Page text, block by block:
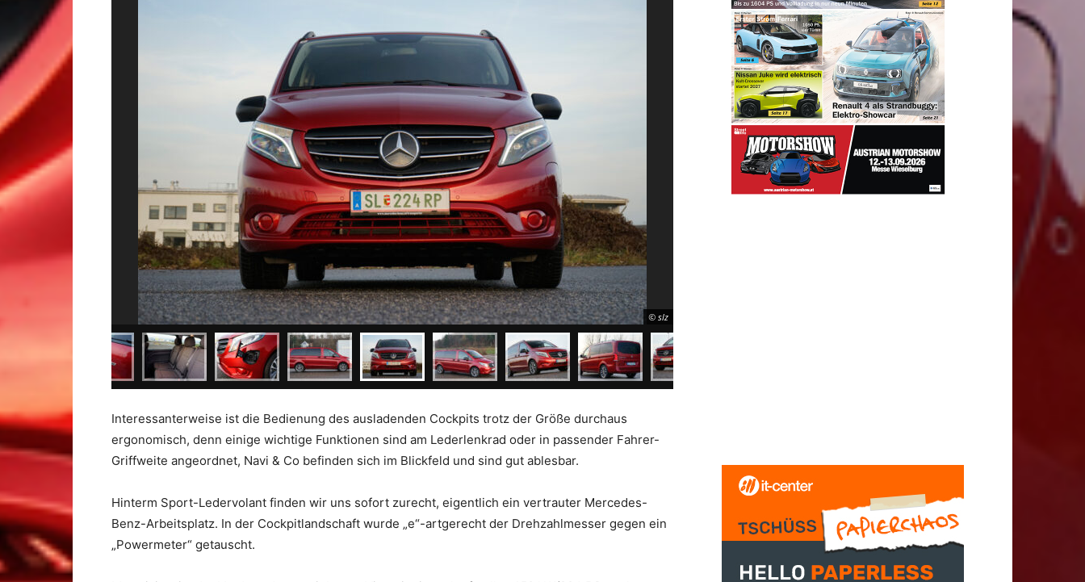
© slz
Interessanterweise ist die Bedienung des ausladenden Cockpits trotz der Größe durchaus
ergonomisch, denn einige wichtige Funktionen sind am Lederlenkrad oder in passender Fahrer-
Griffweite angeordnet, Navi & Co befinden sich im Blickfeld und sind gut ablesbar.
Hinterm Sport-Ledervolant finden wir uns sofort zurecht, eigentlich ein vertrauter Mercedes-
Benz-Arbeitsplatz. In der Cockpitlandschaft wurde „e“-artgerecht der Drehzahlmesser gegen ein
„Powermeter“ getauscht.